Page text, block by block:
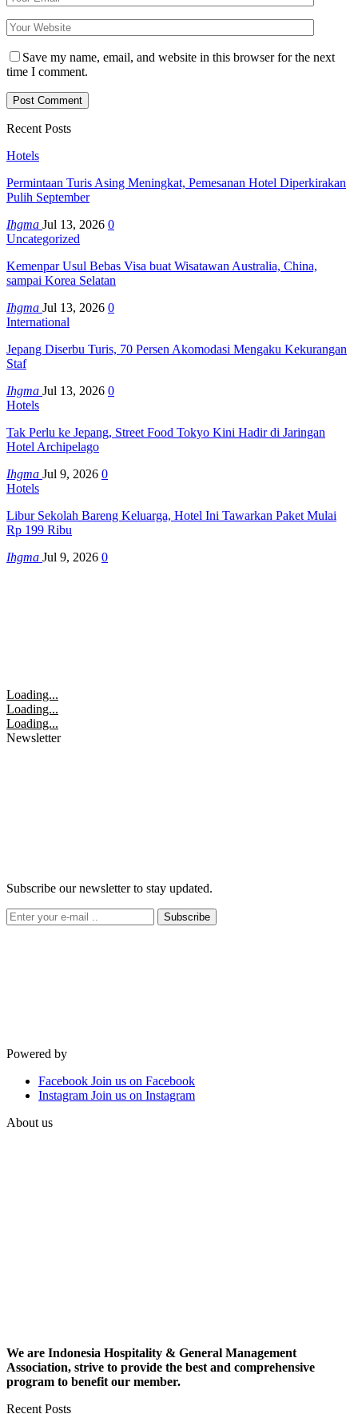
Save my name, email, and website in this browser for the next
time I comment.
Recent Posts
Hotels
Permintaan Turis Asing Meningkat, Pemesanan Hotel Diperkirakan
Pulih September
Ihgma Jul 13, 2026 0
Uncategorized
Kemenpar Usul Bebas Visa buat Wisatawan Australia, China,
sampai Korea Selatan
Ihgma Jul 13, 2026 0
International
Jepang Diserbu Turis, 70 Persen Akomodasi Mengaku Kekurangan
Staf
Ihgma Jul 13, 2026 0
Hotels
Tak Perlu ke Jepang, Street Food Tokyo Kini Hadir di Jaringan
Hotel Archipelago
Ihgma Jul 9, 2026 0
Hotels
Libur Sekolah Bareng Keluarga, Hotel Ini Tawarkan Paket Mulai
Rp 199 Ribu
Ihgma Jul 9, 2026 0
Loading...
Loading...
Loading...
Newsletter
Subscribe our newsletter to stay updated.
Subscribe
Powered by
Facebook Join us on Facebook
Instagram Join us on Instagram
About us
We are Indonesia Hospitality & General Management
Association, strive to provide the best and comprehensive
program to benefit our member.
Recent Posts